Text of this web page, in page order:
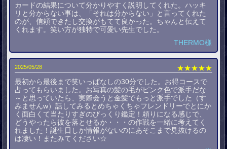
カードの結果について分かりやすく説明してくれた。ハッキ
リと分からない事は、「それは分からない」と言ってくれた
のが、信頼できたし交換がもてて良かった。ちゃんと伝えて
くれます。笑い方が独特で可愛い先生でした。
THERMO様
2025/05/28
★★★★★
最初から最後まで笑いっぱなしの30分でした。お得コースで
占ってもらいました。お写真の髪の毛がピンク色で派手だな
～と思っていたら、実際会うと金髪でもっと派手でした（す
みませんw）話してみるとめちゃくちゃフレンドリーでとにか
く面白くて当たりすぎのびっくり鑑定！頼りになる感じで、
どうやったら彼を落とせるか・・・の作戦を一緒に考えてく
れました！誕生日しか情報がないのにあそこまで見抜けるの
は凄い！またみてください☆